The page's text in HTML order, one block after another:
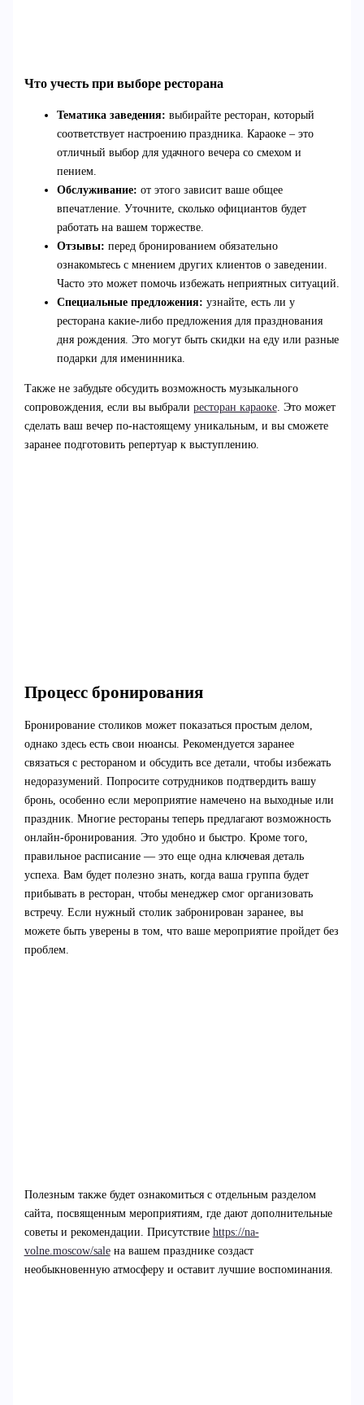
Что учесть при выборе ресторана
Тематика заведения: выбирайте ресторан, который
соответствует настроению праздника. Караоке – это
отличный выбор для удачного вечера со смехом и
пением.
Обслуживание: от этого зависит ваше общее
впечатление. Уточните, сколько официантов будет
работать на вашем торжестве.
Отзывы: перед бронированием обязательно
ознакомьтесь с мнением других клиентов о заведении.
Часто это может помочь избежать неприятных ситуаций.
Специальные предложения: узнайте, есть ли у
ресторана какие-либо предложения для празднования
дня рождения. Это могут быть скидки на еду или разные
подарки для именинника.
Также не забудьте обсудить возможность музыкального
сопровождения, если вы выбрали ресторан караоке. Это может
сделать ваш вечер по-настоящему уникальным, и вы сможете
заранее подготовить репертуар к выступлению.
Процесс бронирования
Бронирование столиков может показаться простым делом,
однако здесь есть свои нюансы. Рекомендуется заранее
связаться с рестораном и обсудить все детали, чтобы избежать
недоразумений. Попросите сотрудников подтвердить вашу
бронь, особенно если мероприятие намечено на выходные или
праздник. Многие рестораны теперь предлагают возможность
онлайн-бронирования. Это удобно и быстро. Кроме того,
правильное расписание — это еще одна ключевая деталь
успеха. Вам будет полезно знать, когда ваша группа будет
прибывать в ресторан, чтобы менеджер смог организовать
встречу. Если нужный столик забронирован заранее, вы
можете быть уверены в том, что ваше мероприятие пройдет без
проблем.
Полезным также будет ознакомиться с отдельным разделом
сайта, посвященным мероприятиям, где дают дополнительные
советы и рекомендации. Присутствие https://na-
volne.moscow/saleна вашем празднике создаст
необыкновенную атмосферу и оставит лучшие воспоминания.